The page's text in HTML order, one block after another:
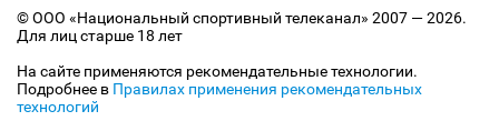
© ООО «Национальный спортивный телеканал» 2007 — 2026.
Для лиц старше 18 лет
На сайте применяются рекомендательные технологии.
Подробнее в Правилах применения рекомендательных
технологий